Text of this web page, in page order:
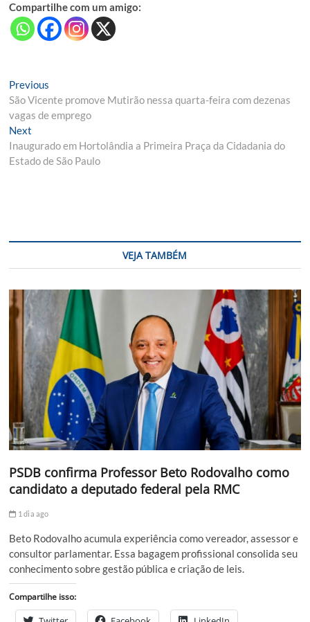
Compartilhe com um amigo:
Navegação
de
Post
Previous
post:
São Vicente promove Mutirão nessa quarta-feira com dezenas
vagas de emprego
Next
post:
Inaugurado em Hortolândia a Primeira Praça da Cidadania do
Estado de São Paulo
VEJA TAMBÉM
PSDB confirma Professor Beto Rodovalho como
candidato a deputado federal pela RMC
1 dia ago
Beto Rodovalho acumula experiência como vereador, assessor e
consultor parlamentar. Essa bagagem profissional consolida seu
conhecimento sobre gestão pública e criação de leis.
Compartilhe isso: